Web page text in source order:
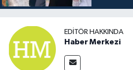
EDITÖR HAKKINDA
Haber Merkezi